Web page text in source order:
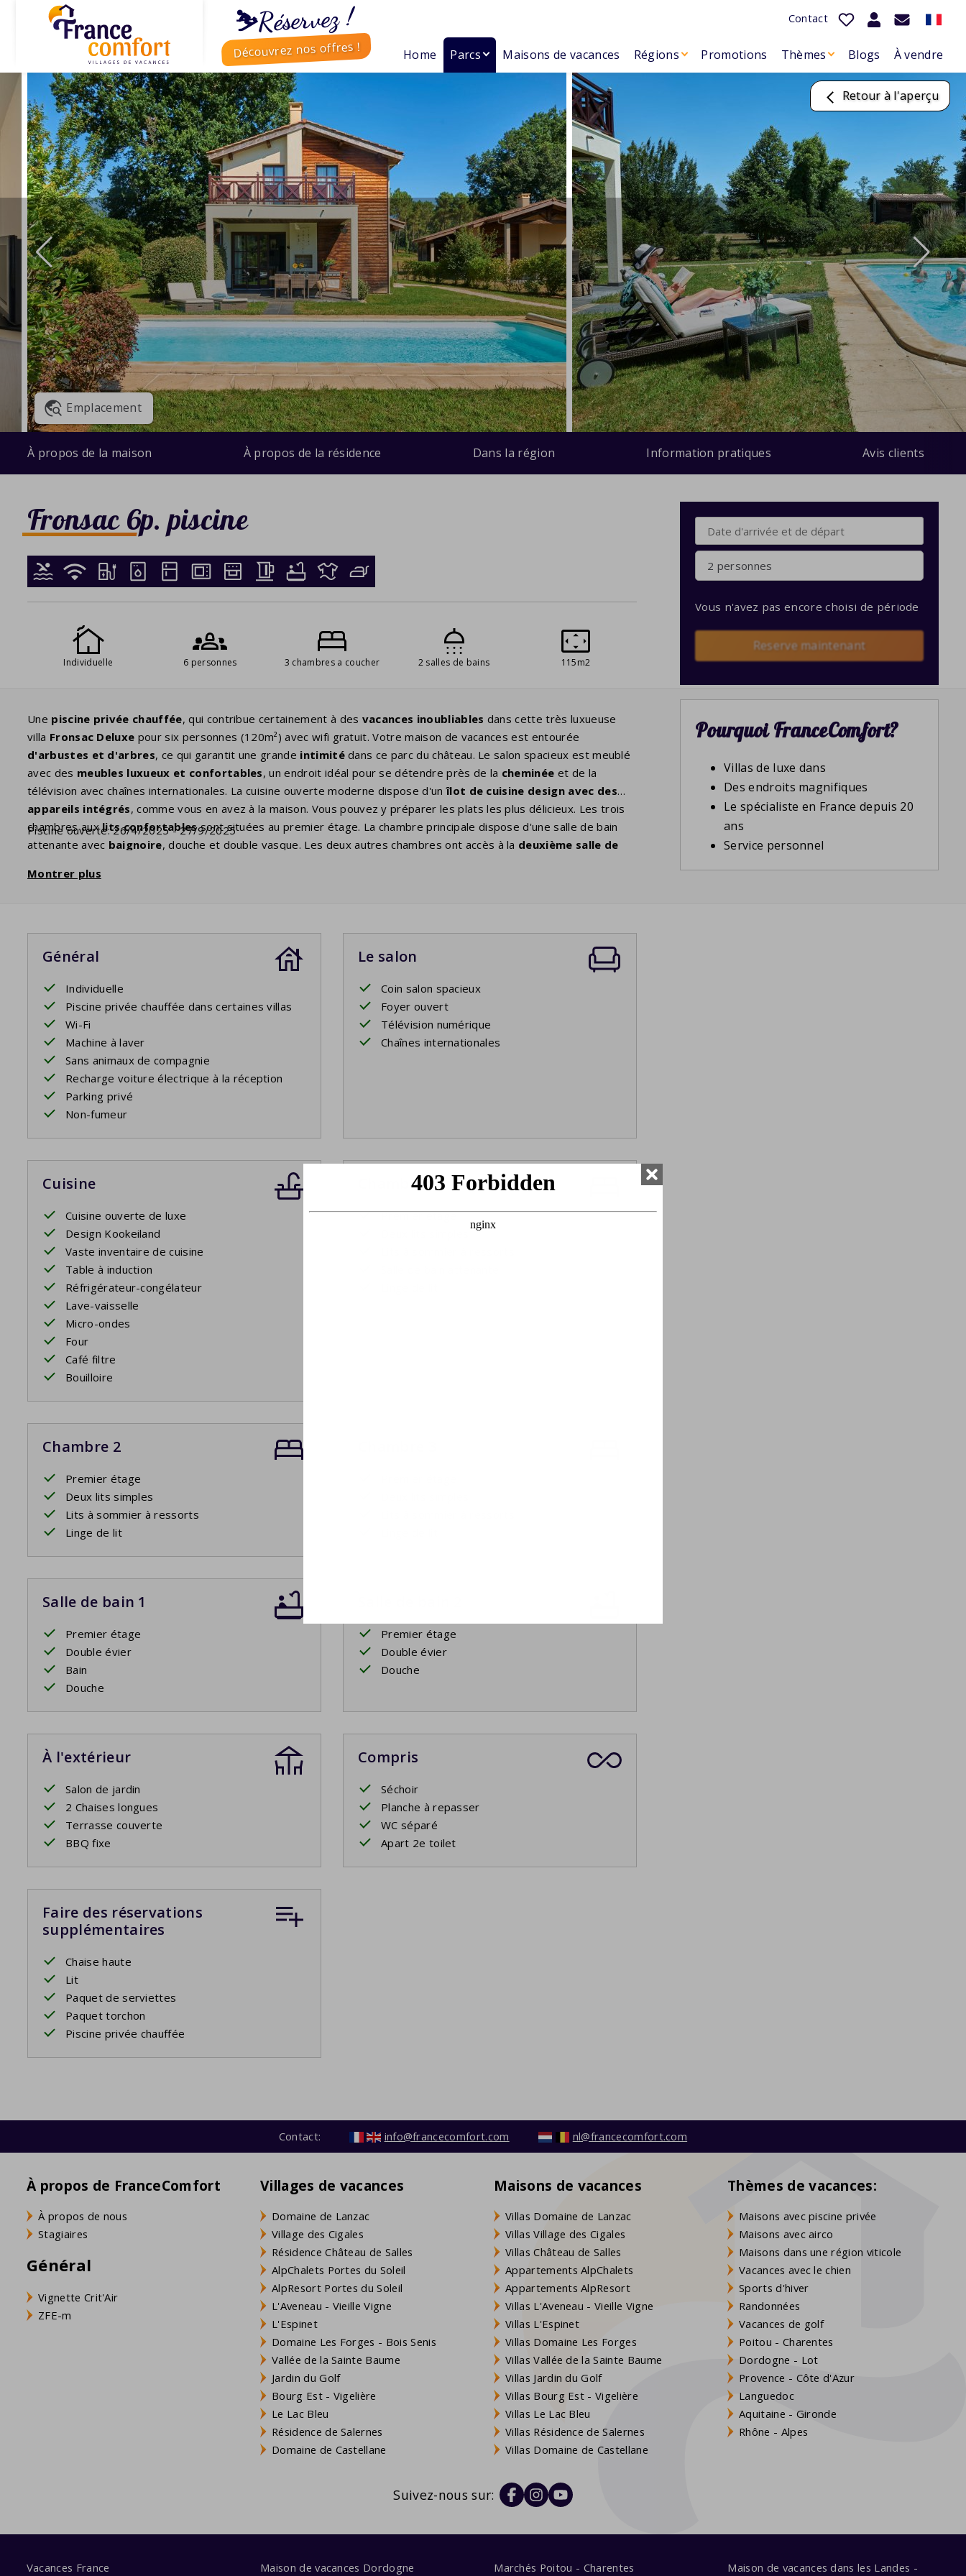
⛷️Réservez !
Découvrez nos offres !
Contact
Home Parcs Maisons de vacances Régions Promotions Thèmes Blogs À vendre
Retour à l'aperçu
Emplacement
À propos de la maison À propos de la résidence Dans la région Information pratiques Avis clients
Fronsac 6p. piscine
Individuelle 6 personnes 3 chambres a coucher 2 salles de bains 115m2
Une piscine privée chauffée, qui contribue certainement à des vacances inoubliables dans cette très luxueuse
villa Fronsac Deluxe pour six personnes (120m²) avec wifi gratuit. Votre maison de vacances est entourée
d'arbustes et d'arbres, ce qui garantit une grande intimitédans ce parc du château. Le salon spacieux est meublé
avec des meubles luxueux et confortables, un endroit idéal pour se détendre près de la cheminée et de la
télévision avec chaînes internationales. La cuisine ouverte moderne dispose d'unîlot de cuisine design avec des
appareils intégrés, comme vous en avez à la maison. Vous pouvez y préparer les plats les plus délicieux. Les trois
chambres auxlits confortablessont situées au premier étage. La chambre principale dispose d'une salle de bain
attenante avec baignoire, douche et double vasque. Les deux autres chambres ont accès à la deuxième salle de
profiter du mobilier de jardin luxueux avec
d'été en France jusqu'à tard.
Piscine ouverte: 26/4/2025 - 27/9/2025
Montrer plus
Général
Individuelle
Piscine privée chauffée dans certaines villas
Wi-Fi
Machine à laver
Sans animaux de compagnie
Recharge voiture électrique à la réception
Parking privé
Non-fumeur
Le salon
Coin salon spacieux
Foyer ouvert
Télévision numérique
Chaînes internationales
Cuisine
Cuisine ouverte de luxe
Design Kookeiland
Vaste inventaire de cuisine
Table à induction
Réfrigérateur-congélateur
Lave-vaisselle
Micro-ondes
Four
Café filtre
Bouilloire
Chambre 1
Premier étage
Chambre 2
Premier étage
Deux lits simples
Lits à sommier à ressorts
Linge de lit
Salle de bain 1
Premier étage
Double évier
Bain
Douche
Premier étage
Double évier
Douche
À l'extérieur
Salon de jardin
2 Chaises longues
Terrasse couverte
BBQ fixe
Compris
Séchoir
Planche à repasser
WC séparé
Apart 2e toilet
Faire des réservations
supplémentaires
Chaise haute
Lit
Paquet de serviettes
Paquet torchon
Piscine privée chauffée
2 personnes
Vous n'avez pas encore choisi de période
Reserve maintenant
Pourquoi FranceComfort?
Villas de luxe dans
Des endroits magnifiques
Le spécialiste en France depuis 20
ans
Service personnel
Contact: info@francecomfort.com nl@francecomfort.com
À propos de FranceComfort
À propos de nous
Stagiaires
Général
Vignette Crit'Air
ZFE-m
Villages de vacances
Domaine de Lanzac
Village des Cigales
Résidence Château de Salles
AlpChalets Portes du Soleil
AlpResort Portes du Soleil
L'Aveneau - Vieille Vigne
L'Espinet
Domaine Les Forges - Bois Senis
Vallée de la Sainte Baume
Jardin du Golf
Bourg Est - Vigelière
Le Lac Bleu
Résidence de Salernes
Domaine de Castellane
Maisons de vacances
Villas Domaine de Lanzac
Villas Village des Cigales
Villas Château de Salles
Appartements AlpChalets
Appartements AlpResort
Villas L'Aveneau - Vieille Vigne
Villas L'Espinet
Villas Domaine Les Forges
Villas Vallée de la Sainte Baume
Villas Jardin du Golf
Villas Bourg Est - Vigelière
Villas Le Lac Bleu
Villas Résidence de Salernes
Villas Domaine de Castellane
Thèmes de vacances:
Maisons avec piscine privée
Maisons avec airco
Maisons dans une région viticole
Vacances avec le chien
Sports d'hiver
Randonnées
Vacances de golf
Poitou - Charentes
Dordogne - Lot
Provence - Côte d'Azur
Languedoc
Aquitaine - Gironde
Rhône - Alpes
Suivez-nous sur:
Vacances France Maison de vacances Dordogne Marchés Poitou - Charentes Maison de vacances dans les Landes -